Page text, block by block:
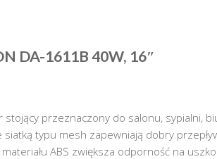
DA-1611B 40W, 16″
przeznaczony do salonu, sypialni,
typu mesh zapewniają dobry
ABS zwiększa odporność na